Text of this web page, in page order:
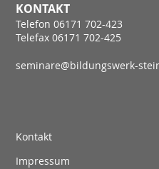
KONTAKT
Telefon 06171 702-423
Telefax 06171 702-425
seminare@bildungswerk-
Kontakt
Impressum